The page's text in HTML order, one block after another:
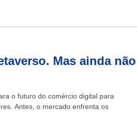
Mas ainda não
o futuro do comércio digital para
Antes, o mercado enfrenta os